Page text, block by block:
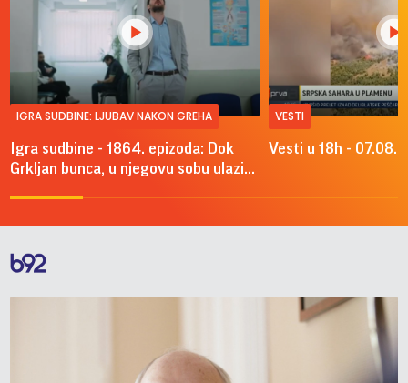
IGRA SUDBINE: LJUBAV NAKON GREHA
Igra sudbine - 1864. epizoda: Dok
Grkljan bunca, u njegovu sobu ulazi...
VESTI
Vesti u 18h -